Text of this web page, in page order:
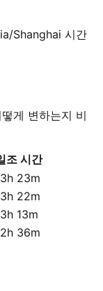
Shanghai 시간
게 변하는지 비
조 시간
23m
22m
13m
36m